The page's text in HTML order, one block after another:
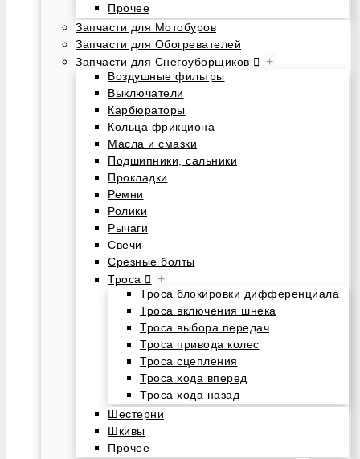
Прочее
Запчасти для Мотобуров
Запчасти для Обогревателей
Запчасти для Снегоуборщиков
+
Воздушные фильтры
Выключатели
Карбюраторы
Кольца фрикциона
Масла и смазки
Подшипники, сальники
Прокладки
Ремни
Ролики
Рычаги
Свечи
Срезные болты
Троса
+
Троса блокировки дифференциала
Троса включения шнека
Троса выбора передач
Троса привода колес
Троса сцепления
Троса хода вперед
Троса хода назад
Шестерни
Шкивы
Прочее